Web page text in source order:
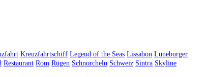
Kreuzfahrtschiff Legend of the Seas Lissabon Lüneburger
Restaurant Rom Rügen Schnorcheln Schweiz Sintra Skyline